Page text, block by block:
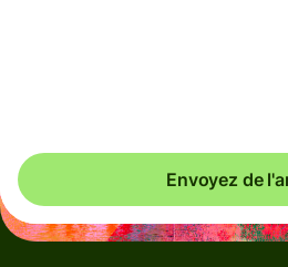
Envoyez de